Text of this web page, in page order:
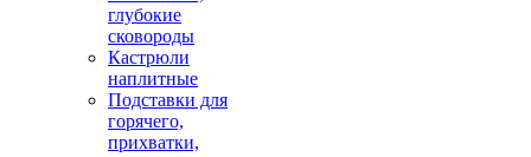
глубокие
сковороды
Кастрюли
наплитные
Подставки для
горячего,
прихватки,